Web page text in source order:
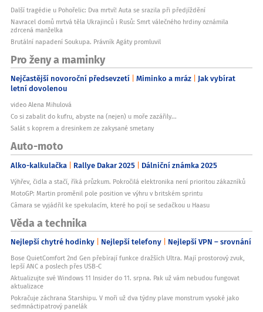
Další tragédie u Pohořelic: Dva mrtví! Auta se srazila při předjíždění
Navracel domů mrtvá těla Ukrajinců i Rusů: Smrt válečného hrdiny oznámila
zdrcená manželka
Brutální napadení Soukupa. Právník Agáty promluvil
Pro ženy a maminky
Nejčastější novoroční předsevzetí Miminko a mráz Jak vybírat
letní dovolenou
video Alena Mihulová
Co si zabalit do kufru, abyste na (nejen) u moře zazářily...
Salát s koprem a dresinkem ze zakysané smetany
Auto-moto
Alko-kalkulačka Rallye Dakar 2025 Dálniční známka 2025
Výhřev, čidla a stačí, říká průzkum. Pokročilá elektronika není prioritou zákazníků
MotoGP: Martin proměnil pole position ve výhru v britském sprintu
Câmara se vyjádřil ke spekulacím, které ho pojí se sedačkou u Haasu
Věda a technika
Nejlepší chytré hodinky Nejlepší telefony Nejlepší VPN – srovnání
Bose QuietComfort 2nd Gen přebírají funkce dražších Ultra. Mají prostorový zvuk,
lepší ANC a poslech přes USB-C
Aktualizujte své Windows 11 Insider do 11. srpna. Pak už vám nebudou fungovat
aktualizace
Pokračuje záchrana Starshipu. V moři už dva týdny plave monstrum vysoké jako
sedmnáctipatrový panelák